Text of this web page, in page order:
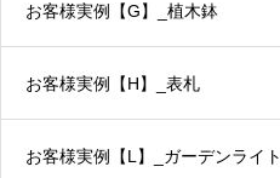
お客様実例【G】_植木鉢
お客様実例【H】_表札
お客様実例【L】_ガーデンライト